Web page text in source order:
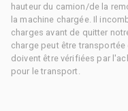
hauteur du camion/de la
la machine chargée. Il
charges avant de quitter
charge peut être
doivent être vérifiées par
pour le transport.